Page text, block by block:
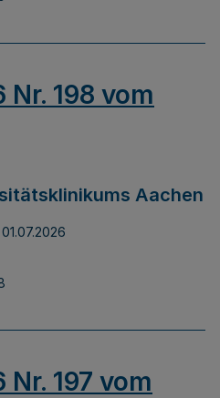
Nr. 198 vom
Aachen
01.07.2026
197 vom